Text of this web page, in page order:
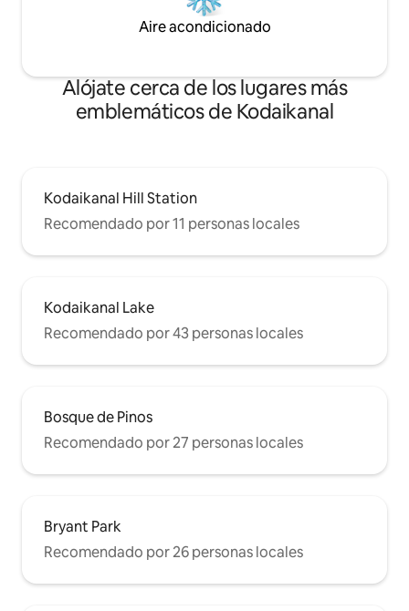
Aire acondicionado
Alójate cerca de los lugares más
emblemáticos de Kodaikanal
Kodaikanal Hill Station
Recomendado por 11 personas locales
Kodaikanal Lake
Recomendado por 43 personas locales
Bosque de Pinos
Recomendado por 27 personas locales
Bryant Park
Recomendado por 26 personas locales